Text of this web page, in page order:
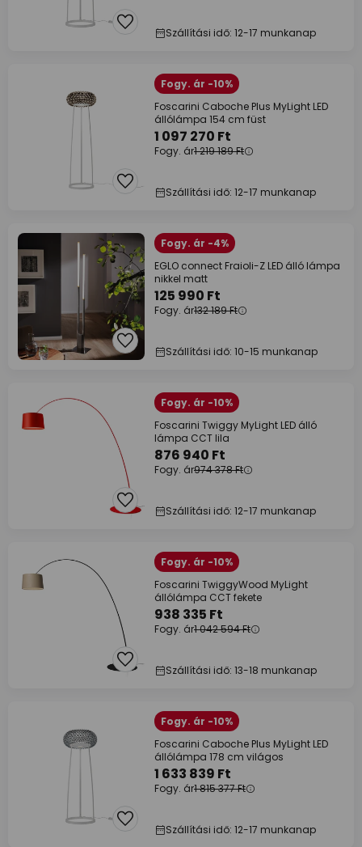
Szállítási idő: 12-17 munkanap
Fogy. ár -10%
Foscarini Caboche Plus MyLight LED
állólámpa 154 cm füst
1 097 270 Ft
Fogy. ár1 219 189 Ft
Szállítási idő: 12-17 munkanap
Fogy. ár -4%
EGLO connect Fraioli-Z LED álló lámpa
nikkel matt
125 990 Ft
Fogy. ár132 189 Ft
Szállítási idő: 10-15 munkanap
Fogy. ár -10%
Foscarini Twiggy MyLight LED álló
lámpa CCT lila
876 940 Ft
Fogy. ár974 378 Ft
Szállítási idő: 12-17 munkanap
Fogy. ár -10%
Foscarini TwiggyWood MyLight
állólámpa CCT fekete
938 335 Ft
Fogy. ár1 042 594 Ft
Szállítási idő: 13-18 munkanap
Fogy. ár -10%
Foscarini Caboche Plus MyLight LED
állólámpa 178 cm világos
1 633 839 Ft
Fogy. ár1 815 377 Ft
Szállítási idő: 12-17 munkanap